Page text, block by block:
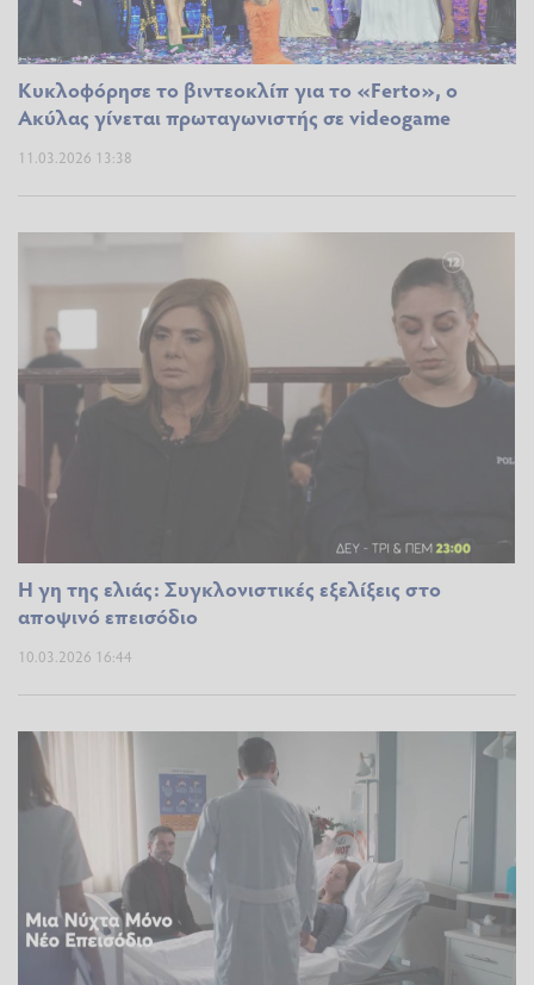
Κυκλοφόρησε το βιντεοκλίπ για το «Ferto», ο
Ακύλας γίνεται πρωταγωνιστής σε videogame
11.03.2026 13:38
Η γη της ελιάς: Συγκλονιστικές εξελίξεις στο
αποψινό επεισόδιο
10.03.2026 16:44